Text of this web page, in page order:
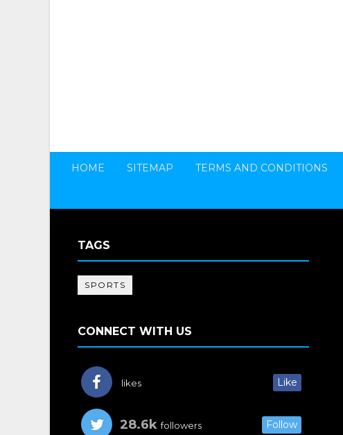
HOME SITEMAP TERMS AND CONDITIONS
TAGS
SPORTS
CONNECT WITH US
likes Like
28.6k followers Follow